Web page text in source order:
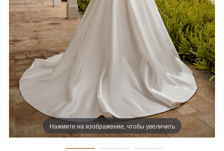
Нажмите на изображение, чтобы увеличить